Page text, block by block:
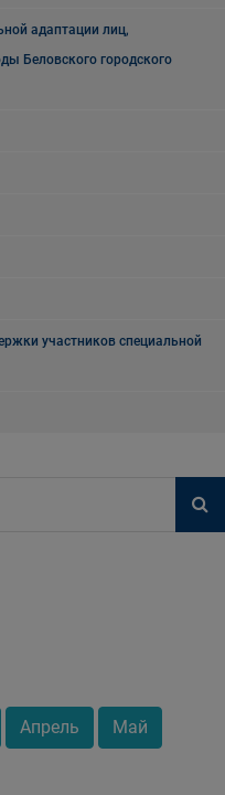
адаптации лиц,
Беловского городского
участников специальной
Апрель Май